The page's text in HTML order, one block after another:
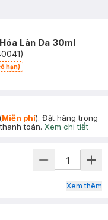
Làn Da 30ml
)
hạn)
Miễn phí). Đặt hàng trong
toán. Xem chi tiết
Xem thêm